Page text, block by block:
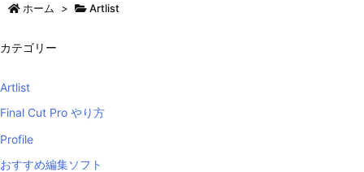
ホーム > Artlist
カテゴリー
Artlist
Final Cut Pro やり方
Profile
おすすめ編集ソフト